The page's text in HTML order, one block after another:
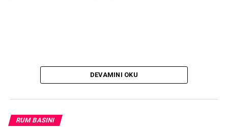
DEVAMINI OKU
RUM BASINI